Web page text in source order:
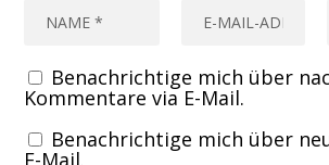
Benachrichtige mich über
Kommentare via E-Mail.
Benachrichtige mich über